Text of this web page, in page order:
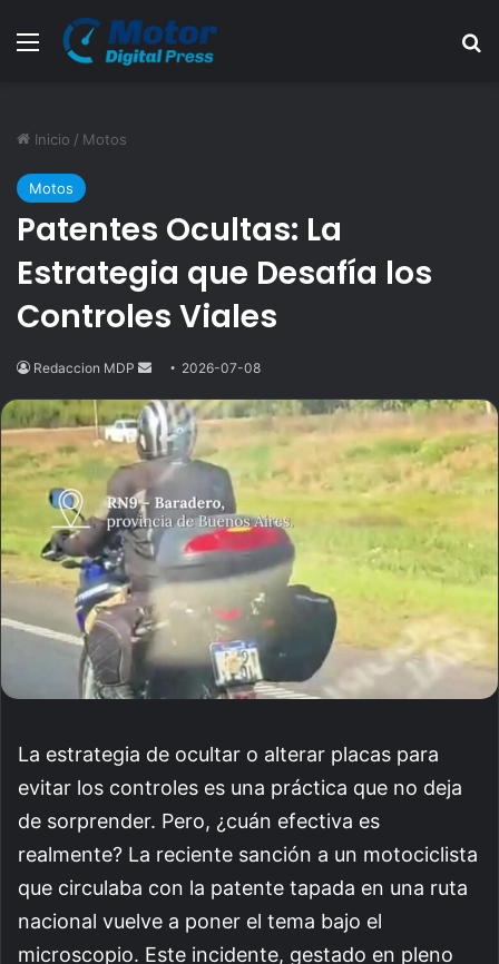
Menú
Inicio / Motos
Motos
Patentes Ocultas: La
Estrategia que Desafía los
Controles Viales
Redaccion MDP
Send
email
2026-07-08
La estrategia de ocultar o alterar placas para
evitar los controles es una práctica que no deja
de sorprender. Pero, ¿cuán efectiva es
realmente? La reciente sanción a un motociclista
que circulaba con la patente tapada en una ruta
nacional vuelve a poner el tema bajo el
microscopio. Este incidente, gestado en pleno